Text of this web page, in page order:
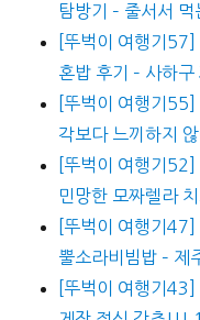
탐방기 – 줄서서 먹
[뚜벅이 여행기
혼밥 후기 – 사하
[뚜벅이 여행기
각보다 느끼하지
[뚜벅이 여행기
민망한 모짜렐라
[뚜벅이 여행기
뿔소라비빔밥 – 제
[뚜벅이 여행기